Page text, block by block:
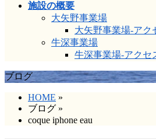
施設の概要
大矢野事業場
大矢野事業場-アク
牛深事業場
牛深事業場-アクセ
ブログ
HOME »
ブログ »
coque iphone eau